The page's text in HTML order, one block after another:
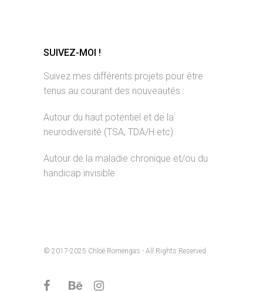
SUIVEZ-MOI !
Suivez mes différents projets pour être
tenus au courant des nouveautés :
Autour du haut potentiel et de la
neurodiversité (TSA, TDA/H etc)
Autour de la maladie chronique et/ou du
handicap invisible
© 2017-2025 Chloé Romengas - All Rights Reserved